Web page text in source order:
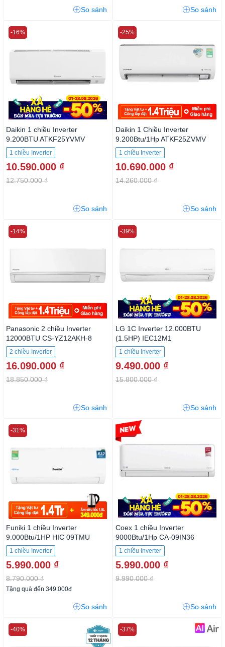
So sánh So sánh
Daikin 1 chiều Inverter
9.200BTU ATKF25YVMV
1 chiều Inverter
10.590.000 ₫
12.750.000 ₫
-16%
So sánh
Daikin 1 Chiều Inverter
9.200Btu/1Hp ATKF25ZVMV
1 chiều Inverter
10.690.000 ₫
14.260.000 ₫
-25%
So sánh
Panasonic 2 chiều Inverter
12000BTU CS-YZ12AKH-8
2 chiều Inverter
16.090.000 ₫
18.850.000 ₫
-14%
So sánh
LG 1C Inverter 12.000BTU
(1.5HP) IEC12M1
1 chiều Inverter
9.490.000 ₫
15.800.000 ₫
-39%
So sánh
Funiki 1 chiều Inverter
9.000Btu/1HP HIC 09TMU
1 chiều Inverter
5.990.000 ₫
8.790.000 ₫
-31%
Tặng quà đến 349.000đ
So sánh
Coex 1 chiều Inverter
9000Btu/1Hp CA-09IN36
1 chiều Inverter
5.990.000 ₫
9.990.000 ₫
-40%
So sánh
-40% -37%